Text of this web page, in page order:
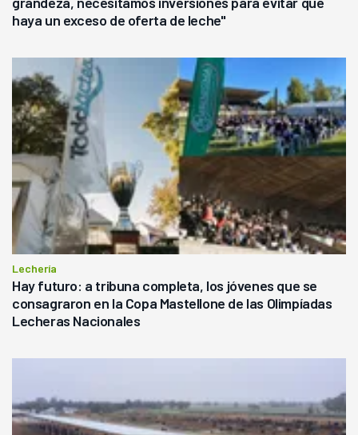
haya un exceso de oferta de leche"
Lechería
Hay futuro: a tribuna completa, los jóvenes que se
consagraron en la Copa Mastellone de las Olimpíadas
Lecheras Nacionales